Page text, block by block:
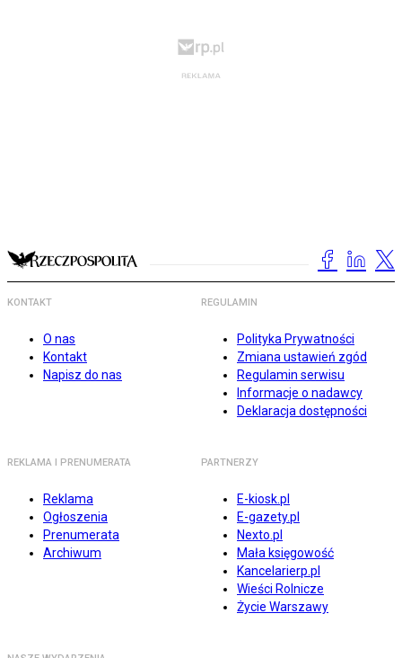
KONTAKT
O nas
Kontakt
Napisz do nas
REGULAMIN
Polityka Prywatności
Zmiana ustawień zgód
Regulamin serwisu
Informacje o nadawcy
Deklaracja dostępności
REKLAMA I PRENUMERATA
Reklama
Ogłoszenia
Prenumerata
Archiwum
PARTNERZY
E-kiosk.pl
E-gazety.pl
Nexto.pl
Mała księgowość
Kancelarierp.pl
Wieści Rolnicze
Życie Warszawy